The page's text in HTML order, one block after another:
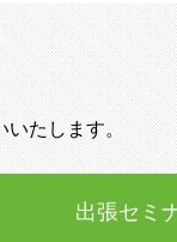
たします。
出張セミ